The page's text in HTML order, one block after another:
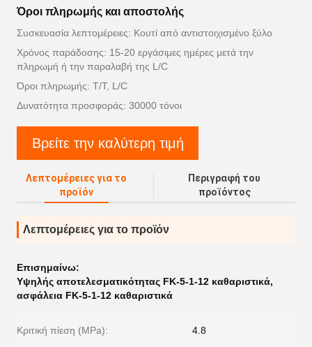
Όροι πληρωμής και αποστολής
Συσκευασία λεπτομέρειες: Κουτί από αντιστοιχισμένο ξύλο
Χρόνος παράδοσης: 15-20 εργάσιμες ημέρες μετά την
πληρωμή ή την παραλαβή της L/C
Όροι πληρωμής: T/T, L/C
Δυνατότητα προσφοράς: 30000 τόνοι
Βρείτε την καλύτερη τιμή
Λεπτομέρειες για το
προϊόν
Περιγραφή του
προϊόντος
Λεπτομέρειες για το προϊόν
Επισημαίνω:
Υψηλής αποτελεσματικότητας FK-5-1-12 καθαριστικά,
ασφάλεια FK-5-1-12 καθαριστικά
Κριτική πίεση (MPa): 4.8